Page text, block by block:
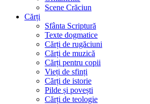
Scene Crăciun
Cărți
Sfânta Scriptură
Texte dogmatice
Cărți de rugăciuni
Cărți de muzică
Cărți pentru copii
Vieți de sfinți
Cărți de istorie
Pilde și povești
Cărți de teologie